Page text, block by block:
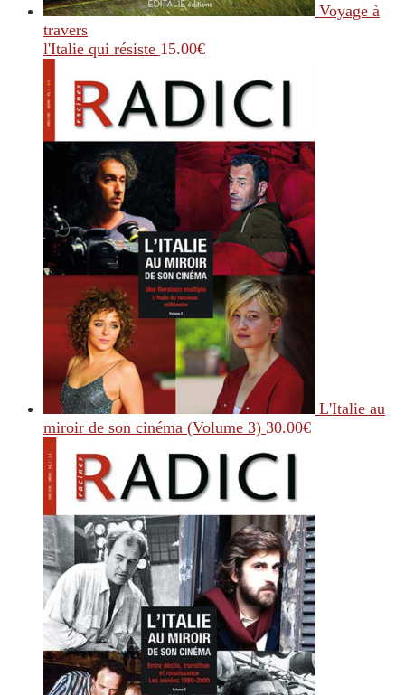
Voyage à
travers
l'Italie qui résiste 15.00€
L'Italie au
miroir de son cinéma (Volume 3) 30.00€